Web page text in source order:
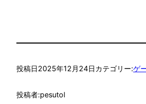
投稿日2025年12月24日カテゴリー:ゲ
投稿者:pesutol